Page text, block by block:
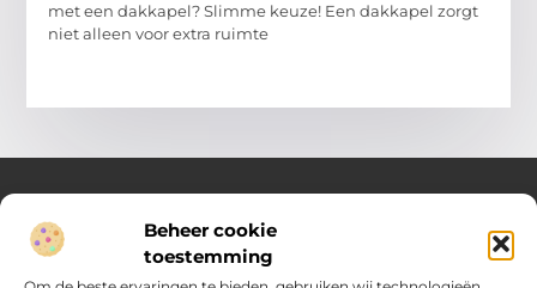
Beheer cookie
toestemming
met een dakkapel? Slimme keuze! Een dakkapel zorgt
niet alleen voor extra ruimte
Over Compleet Zakelijk
Praktische inzichten voor slimme beslissingen